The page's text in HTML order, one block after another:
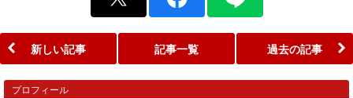
新しい記事 記事一覧 過去の記事
プロフィール